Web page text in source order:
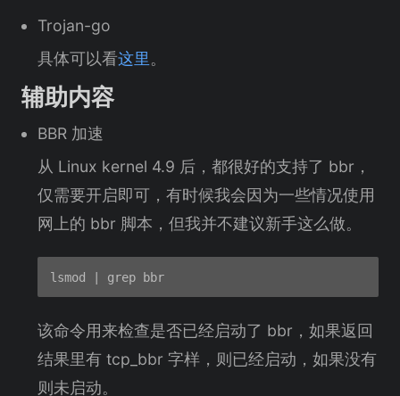
Trojan-go
具体可以看这里。
辅助内容
BBR 加速
从 Linux kernel 4.9 后，都很好的支持了 bbr，
仅需要开启即可，有时候我会因为一些情况使用
网上的 bbr 脚本，但我并不建议新手这么做。
lsmod | grep bbr
该命令用来检查是否已经启动了 bbr，如果返回
结果里有 tcp_bbr 字样，则已经启动，如果没有
则未启动。